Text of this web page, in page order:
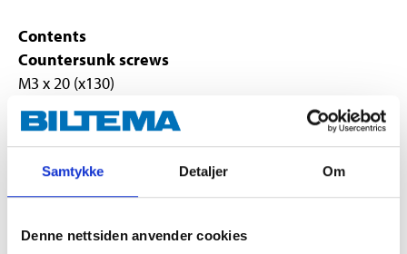
Samtykke Detaljer Om
Denne nettsiden anvender cookies
Contents
Countersunk screws
M3 x 20 (x130)
M3 x 25 (x100)
M4 x 30 (x60)
M4 x 40 (x50)
M4 x 50 (x40)
M5 x 60 (x30)
M5 x 90 (x25)